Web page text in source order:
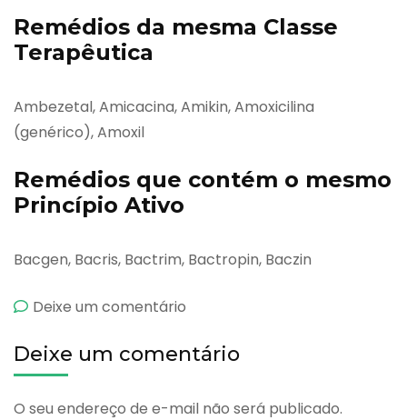
Remédios da mesma Classe
Terapêutica
Ambezetal, Amicacina, Amikin, Amoxicilina
(genérico), Amoxil
Remédios que contém o mesmo
Princípio Ativo
Bacgen, Bacris, Bactrim, Bactropin, Baczin
Deixe um comentário
Deixe um comentário
O seu endereço de e-mail não será publicado.